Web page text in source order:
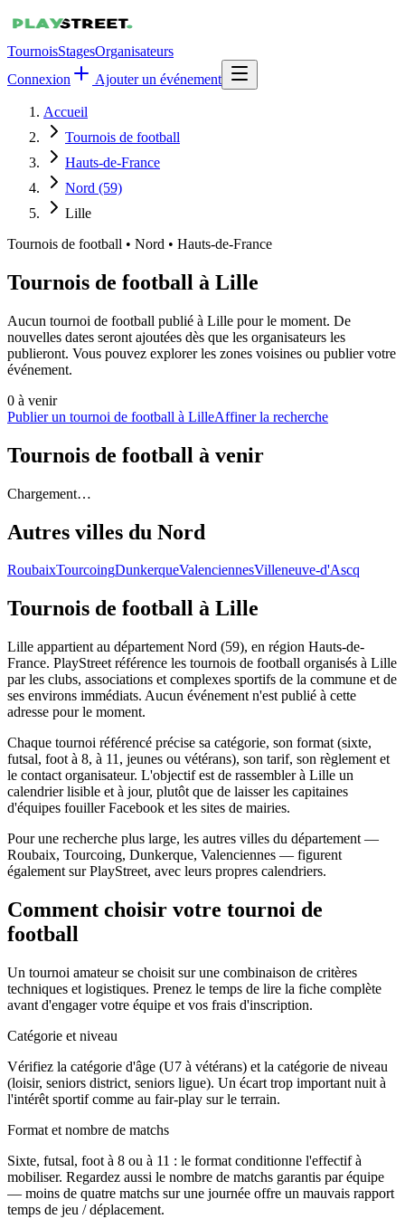
TournoisStagesOrganisateurs
Connexion
Ajouter un événement
Accueil
Tournois de football
Hauts-de-France
Nord (59)
Lille
Tournois de football • Nord • Hauts-de-France
Tournois de football à Lille
Aucun tournoi de football publié à Lille pour le moment. De
nouvelles dates seront ajoutées dès que les organisateurs les
publieront. Vous pouvez explorer les zones voisines ou publier votre
événement.
0 à venir
Publier un tournoi de football à LilleAffiner la recherche
Tournois de football à venir
Chargement…
Autres villes du Nord
RoubaixTourcoingDunkerqueValenciennesVilleneuve-d'Ascq
Tournois de football à Lille
Lille appartient au département Nord (59), en région Hauts-de-
France. PlayStreet référence les tournois de football organisés à Lille
par les clubs, associations et complexes sportifs de la commune et de
ses environs immédiats. Aucun événement n'est publié à cette
adresse pour le moment.
Chaque tournoi référencé précise sa catégorie, son format (sixte,
futsal, foot à 8, à 11, jeunes ou vétérans), son tarif, son règlement et
le contact organisateur. L'objectif est de rassembler à Lille un
calendrier lisible et à jour, plutôt que de laisser les capitaines
d'équipes fouiller Facebook et les sites de mairies.
Pour une recherche plus large, les autres villes du département —
Roubaix, Tourcoing, Dunkerque, Valenciennes — figurent
également sur PlayStreet, avec leurs propres calendriers.
Comment choisir votre tournoi de
football
Un tournoi amateur se choisit sur une combinaison de critères
techniques et logistiques. Prenez le temps de lire la fiche complète
avant d'engager votre équipe et vos frais d'inscription.
Catégorie et niveau
Vérifiez la catégorie d'âge (U7 à vétérans) et la catégorie de niveau
(loisir, seniors district, seniors ligue). Un écart trop important nuit à
l'intérêt sportif comme au fair-play sur le terrain.
Format et nombre de matchs
Sixte, futsal, foot à 8 ou à 11 : le format conditionne l'effectif à
mobiliser. Regardez aussi le nombre de matchs garantis par équipe
— moins de quatre matchs sur une journée offre un mauvais rapport
temps de jeu / déplacement.